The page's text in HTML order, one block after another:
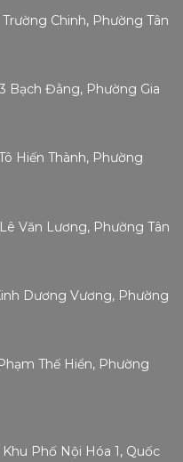
Chinh, Phường Tân
Bạch Đằng, Phường Gia
Hiến Thành, Phường
Văn Lương, Phường Tân
Dương Vương, Phường
Thế Hiển, Phường
Phố Nội Hóa 1, Quốc